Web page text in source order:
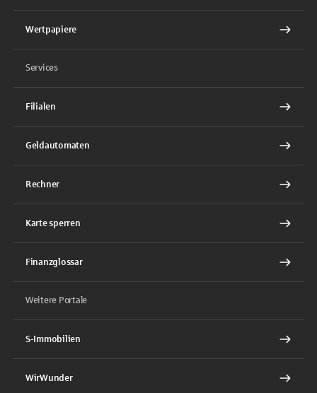
Wertpapiere
Services
Filialen
Geldautomaten
Rechner
Karte sperren
Finanzglossar
Weitere Portale
S-Immobilien
WirWunder